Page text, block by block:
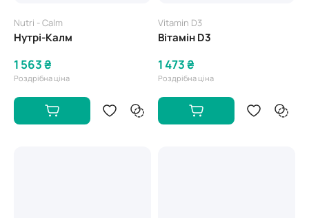
Nutri - Calm
Нутрі-Калм
1 563 ₴
Роздрібна ціна
Vitamin D3
Вітамін D3
1 473 ₴
Роздрібна ціна